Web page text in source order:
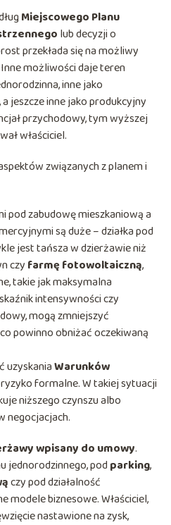
Miejscowego Planu
lub decyzji o
przekłada się na możliwy
możliwości daje teren
inne jako
jeszcze inne jako produkcyjny
przychodowy, tym wyższej
właściciel.
związanych z planem i
pod zabudowę mieszkaniową a
są duże – działka pod
jest tańsza w dzierżawie niż
czy farmę fotowoltaiczną,
takie jak maksymalna
intensywności czy
mogą zmniejszyć
powinno obniżać oczekiwaną
uzyskaniaWarunków
formalne. W takiej sytuacji
niższego czynszu albo
negocjacjach.
wpisany do umowy.
jednorodzinnego, pod parking,
czy pod działalność
modele biznesowe. Właściciel,
nastawione na zysk,